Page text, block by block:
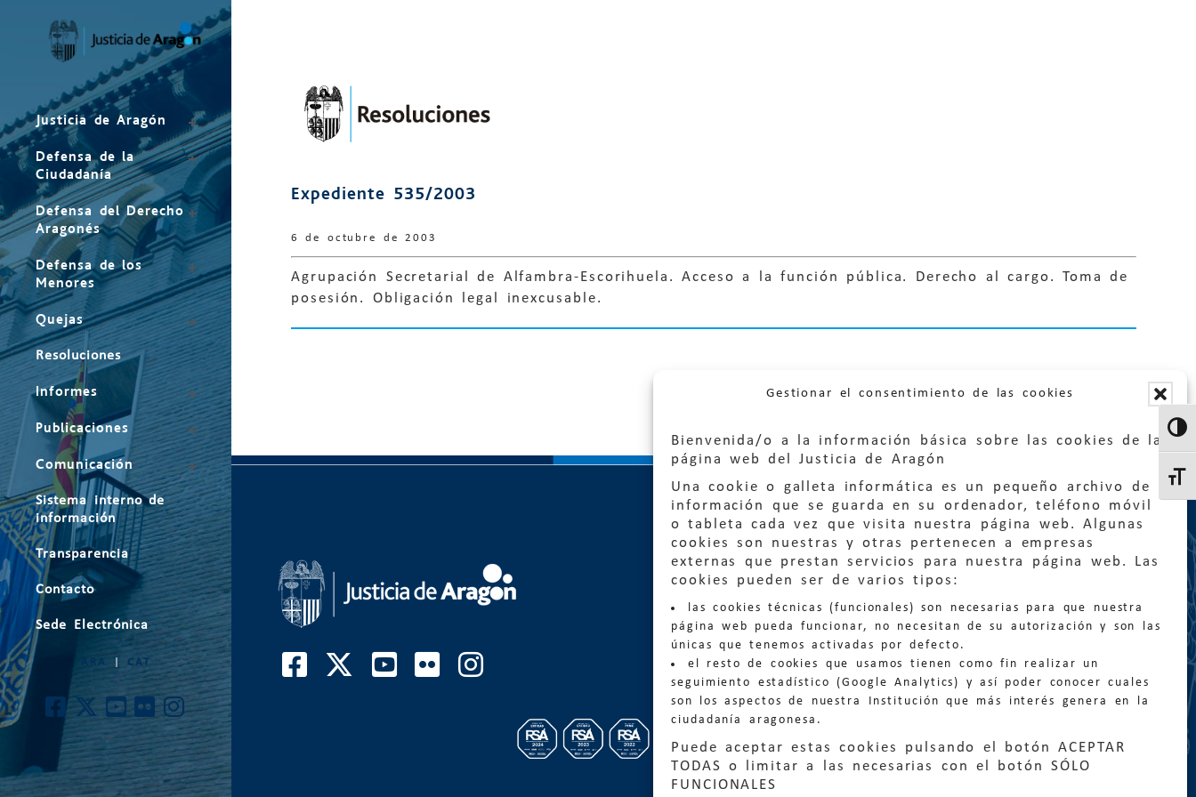
Gestionar el consentimiento de las cookies
Bienvenida/o a la información básica sobre las cookies de la
página web del Justicia de Aragón
Una cookie o galleta informática es un pequeño archivo de
información que se guarda en su ordenador, teléfono móvil
o tableta cada vez que visita nuestra página web. Algunas
cookies son nuestras y otras pertenecen a empresas
externas que prestan servicios para nuestra página web. Las
cookies pueden ser de varios tipos:
las cookies técnicas (funcionales) son necesarias para que nuestra
página web pueda funcionar, no necesitan de su autorización y son las
únicas que tenemos activadas por defecto.
el resto de cookies que usamos tienen como fin realizar un
seguimiento estadístico (Google Analytics) y así poder conocer cuales
son los aspectos de nuestra Institución que más interés genera en la
ciudadanía aragonesa.
Puede aceptar estas cookies pulsando el botón ACEPTAR
TODAS o limitar a las necesarias con el botón SÓLO
FUNCIONALES
Justicia de Aragón
Defensa de la
Ciudadanía
Defensa del Derecho
Aragonés
Defensa de los
Menores
Quejas
Resoluciones
Informes
Publicaciones
Comunicación
Sistema interno de
información
Transparencia
Contacto
Sede Electrónica
CAT
Expediente 535/2003
6 de octubre de 2003
Agrupación Secretarial de Alfambra-Escorihuela. Acceso a la función pública. Derecho al cargo. Toma de
posesión. Obligación legal inexcusable.
Quejas:quejas@eljusticiadearagon.es
Información general:
informacion@eljusticiadearagon.es
Teléfonos: 900 210 210/ 976 399 354